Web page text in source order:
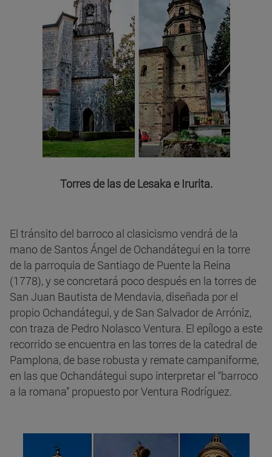
Torres de las de Lesaka e Irurita.
El tránsito del barroco al clasicismo vendrá de la
mano de Santos Ángel de Ochandátegui en la torre
de la parroquia de Santiago de Puente la Reina
(1778), y se concretará poco después en la torres de
San Juan Bautista de Mendavia, diseñada por el
propio Ochandátegui, y de San Salvador de Arróniz,
con traza de Pedro Nolasco Ventura. El epílogo a este
recorrido se encuentra en las torres de la catedral de
Pamplona, de base robusta y remate campaniforme,
en las que Ochandátegui supo interpretar el “barroco
a la romana” propuesto por Ventura Rodríguez.